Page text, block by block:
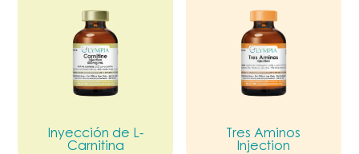
Inyección de L-
Carnitina
Tres Aminos
Injection